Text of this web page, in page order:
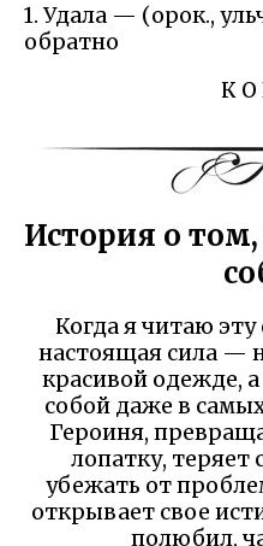
1. Удала — (орок.,
обратно
К О
История о
Когда я читаю
настоящая сила —
красивой одежде,
собой даже в
Героиня,
лопатку, теряет
убежать от
открывает свое
полюбил,